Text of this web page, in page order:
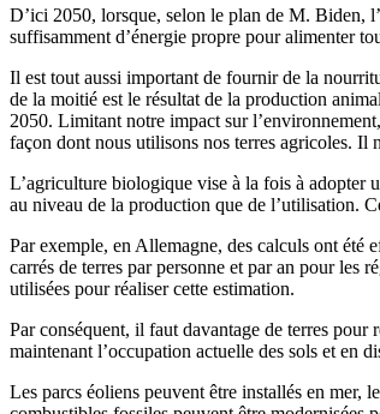
D’ici 2050, lorsque, selon le plan de M. Biden,
suffisamment d’énergie propre pour alimenter
Il est tout aussi important de fournir de la
de la moitié est le résultat de la production
2050. Limitant notre impact sur
façon dont nous utilisons nos terres agricoles. Il
L’agriculture biologique vise à la fois à adopter
au niveau de la production que de l’utilisation.
Par exemple, en Allemagne, des calculs ont été
carrés de terres par personne et par an pour les
utilisées pour réaliser cette estimation.
Par conséquent, il faut davantage de terres pour
maintenant l’occupation actuelle des sols et en
Les parcs éoliens peuvent être installés en mer,